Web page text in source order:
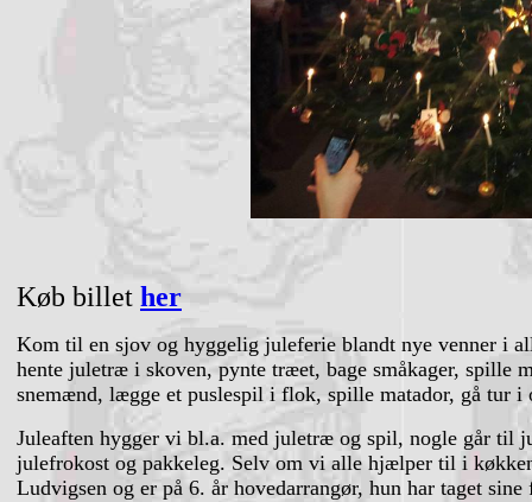
Køb billet her
Kom til en sjov og hyggelig juleferie blandt nye venner i
hente juletræ i skoven, pynte træet, bage småkager, spille
snemænd, lægge et puslespil i flok, spille matador, gå tur
Juleaften hygger vi bl.a. med juletræ og spil, nogle går til
julefrokost og pakkeleg. Selv om vi alle hjælper til i
Ludvigsen og er på 6. år hovedarrangør, hun har taget